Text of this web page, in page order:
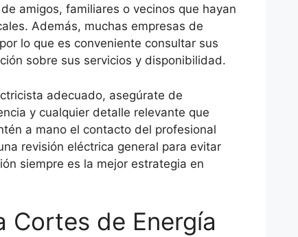
amigos, familiares o vecinos que hayan
Además, muchas empresas de
lo que es conveniente consultar sus
sobre sus servicios y disponibilidad.
adecuado, asegúrate de
y cualquier detalle relevante que
a mano el contacto del profesional
revisión eléctrica general para evitar
siempre es la mejor estrategia en
Cortes de Energía